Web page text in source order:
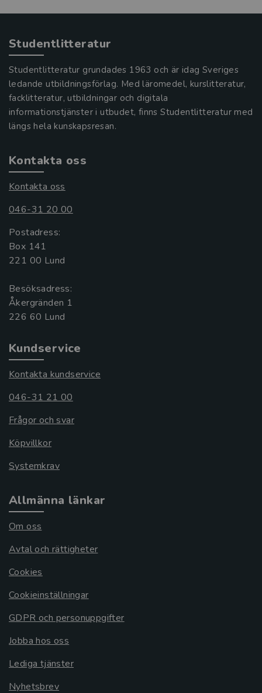
Studentlitteratur
Studentlitteratur grundades 1963 och är idag Sveriges
ledande utbildningsförlag. Med läromedel, kurslitteratur,
facklitteratur, utbildningar och digitala
informationstjänster i utbudet, finns Studentlitteratur med
längs hela kunskapsresan.
Kontakta oss
Kontakta oss
046-31 20 00
Postadress:
Box 141
221 00 Lund
Besöksadress:
Åkergränden 1
Kundservice
Kontakta kundservice
046-31 21 00
Frågor och svar
Köpvillkor
Systemkrav
Allmänna länkar
Om oss
Avtal och rättigheter
Cookies
Cookieinställningar
GDPR och personuppgifter
Jobba hos oss
Lediga tjänster
Nyhetsbrev